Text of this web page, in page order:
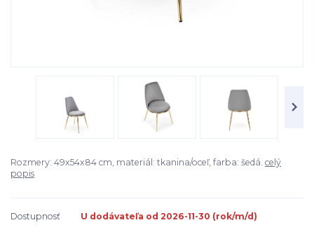
Rozmery: 49x54x84 cm, materiál: tkanina/oceľ, farba: šedá. celý
popis
Dostupnosť U dodávateľa od 2026-11-30 (rok/m/d)